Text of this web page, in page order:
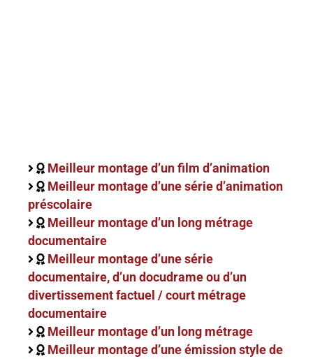
Meilleur montage d’un film d’animation
Meilleur montage d’une série d’animation
préscolaire
Meilleur montage d’un long métrage
documentaire
Meilleur montage d’une série
documentaire, d’un docudrame ou d’un
divertissement factuel / court métrage
documentaire
Meilleur montage d’un long métrage
Meilleur montage d’une émission style de